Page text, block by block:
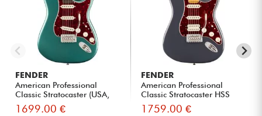
FENDER
American Professional
Classic Stratocaster (USA,
R...
1699.00 €
FENDER
American Professional
Classic Stratocaster HSS
(US...
1759.00 €